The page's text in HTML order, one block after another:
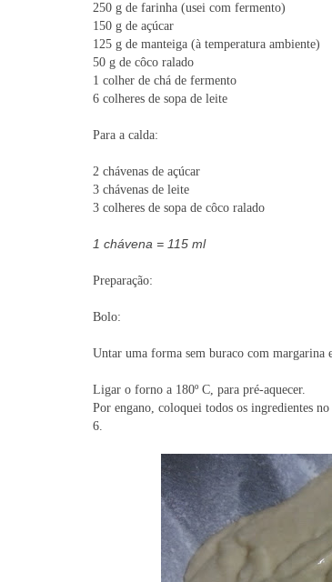
250 g de farinha (usei com fermento)
150 g de açúcar
125 g de manteiga (à temperatura ambiente)
50 g de côco ralado
1 colher de chá de fermento
6 colheres de sopa de leite
Para a calda:
2 chávenas de açúcar
3 chávenas de leite
3 colheres de sopa de côco ralado
1 chávena = 115 ml
Preparação:
Bolo:
Untar uma forma sem buraco com margarina
Ligar o forno a 180º C, para pré-aquecer.
Por engano, coloquei todos os ingredientes
6.